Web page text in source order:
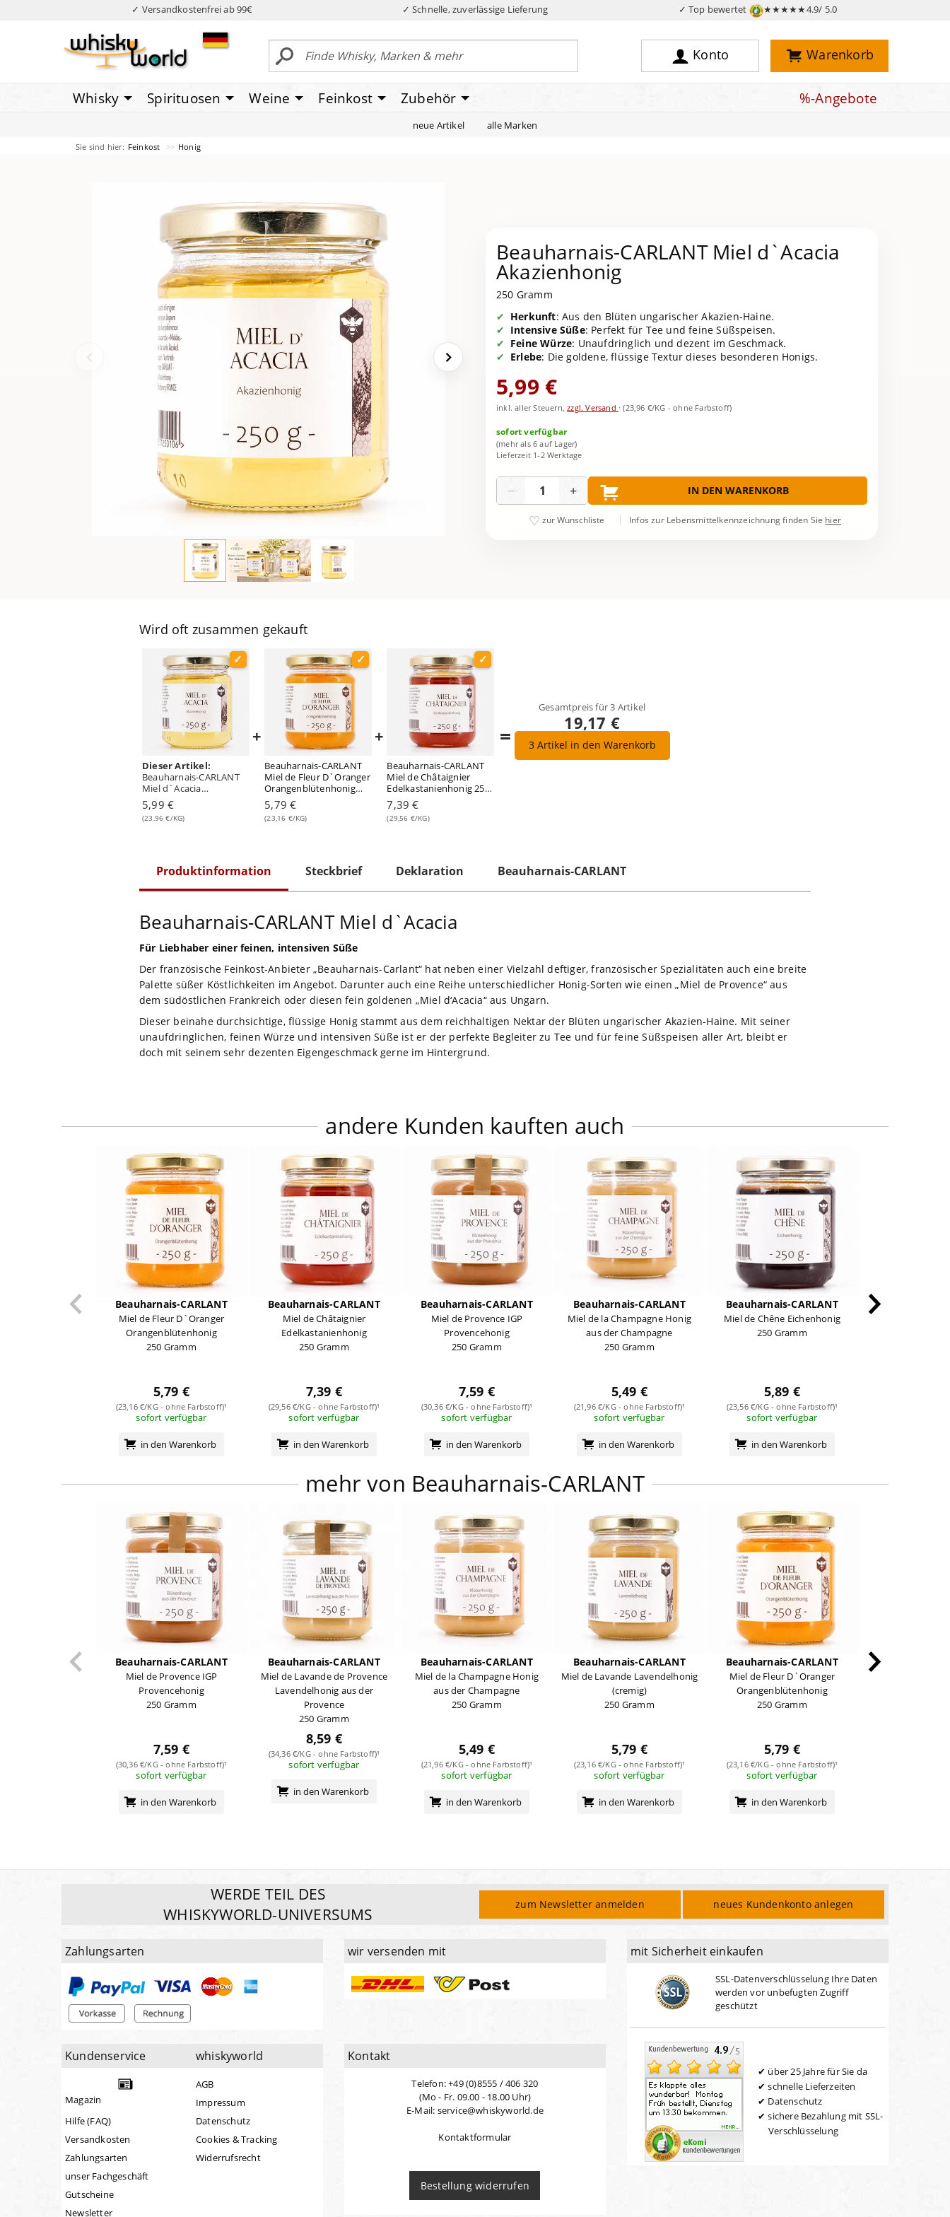
✓ Versandkostenfrei ab 99€ ✓ Schnelle, zuverlässige Lieferung ✓ Top bewertet ★★★★★4.9/ 5.0
Konto Warenkorb
Whisky Spirituosen Weine Feinkost Zubehör %-Angebote
neue Artikel alle Marken
Sie sind hier: Feinkost Honig
Beauharnais-CARLANT Miel d`Acacia
Akazienhonig
250 Gramm
Herkunft: Aus den Blüten ungarischer Akazien-Haine.
Intensive Süße: Perfekt für Tee und feine Süßspeisen.
Feine Würze: Unaufdringlich und dezent im Geschmack.
Erlebe: Die goldene, flüssige Textur dieses besonderen Honigs.
5,99 €
inkl. aller Steuern,zzgl. Versand ·(23,96 €/KG - ohne Farbstoff)
sofort verfügbar
(mehr als 6 auf Lager)
Lieferzeit 1-2 Werktage
− + IN DEN WARENKORB
zur Wunschliste Infos zur Lebensmittelkennzeichnung finden Sie hier
Wird oft zusammen gekauft
Dieser Artikel:
Beauharnais-CARLANT
Miel d`Acacia
Akazienhonig 250
Gramm
5,99 €
(23,96 €/KG)
+
Beauharnais-CARLANT
Miel de Fleur D`Oranger
Orangenblütenhonig
250 Gramm
5,79 €
(23,16 €/KG)
+
Beauharnais-CARLANT
Miel de Châtaignier
Edelkastanienhonig 250
Gramm
7,39 €
(29,56 €/KG)
=
Gesamtpreis für3 Artikel
19,17 €
3Artikel in den Warenkorb
Produktinformation Steckbrief Deklaration Beauharnais-CARLANT
Beauharnais-CARLANT Miel d`Acacia
Für Liebhaber einer feinen, intensiven Süße
Der französische Feinkost-Anbieter „Beauharnais-Carlant“ hat neben einer Vielzahl deftiger, französischer Spezialitäten auch eine breite
Palette süßer Köstlichkeiten im Angebot. Darunter auch eine Reihe unterschiedlicher Honig-Sorten wie einen „Miel de Provence“ aus
dem südöstlichen Frankreich oder diesen fein goldenen „Miel d‘Acacia“ aus Ungarn.
Dieser beinahe durchsichtige, flüssige Honig stammt aus dem reichhaltigen Nektar der Blüten ungarischer Akazien-Haine. Mit seiner
unaufdringlichen, feinen Würze und intensiven Süße ist er der perfekte Begleiter zu Tee und für feine Süßspeisen aller Art, bleibt er
doch mit seinem sehr dezenten Eigengeschmack gerne im Hintergrund.
andere Kunden kauften auch
Beauharnais-CARLANT
Miel de Fleur D`Oranger
Orangenblütenhonig
250 Gramm
5,79 €
(23,16 €/KG - ohne Farbstoff)¹
sofort verfügbar
in den Warenkorb
Beauharnais-CARLANT
Miel de Châtaignier
Edelkastanienhonig
250 Gramm
7,39 €
(29,56 €/KG - ohne Farbstoff)¹
sofort verfügbar
in den Warenkorb
Beauharnais-CARLANT
Miel de Provence IGP
Provencehonig
250 Gramm
7,59 €
(30,36 €/KG - ohne Farbstoff)¹
sofort verfügbar
in den Warenkorb
Beauharnais-CARLANT
Miel de la Champagne Honig
aus der Champagne
250 Gramm
5,49 €
(21,96 €/KG - ohne Farbstoff)¹
sofort verfügbar
in den Warenkorb
Beauharnais-CARLANT
Miel de Chêne Eichenhonig
250 Gramm
5,89 €
(23,56 €/KG - ohne Farbstoff)¹
sofort verfügbar
in den Warenkorb
mehr von Beauharnais-CARLANT
Beauharnais-CARLANT
Miel de Provence IGP
Provencehonig
250 Gramm
7,59 €
(30,36 €/KG - ohne Farbstoff)¹
sofort verfügbar
in den Warenkorb
Beauharnais-CARLANT
Miel de Lavande de Provence
Lavendelhonig aus der
Provence
250 Gramm
8,59 €
(34,36 €/KG - ohne Farbstoff)¹
sofort verfügbar
in den Warenkorb
Beauharnais-CARLANT
Miel de la Champagne Honig
aus der Champagne
250 Gramm
5,49 €
(21,96 €/KG - ohne Farbstoff)¹
sofort verfügbar
in den Warenkorb
Beauharnais-CARLANT
Miel de Lavande Lavendelhonig
(cremig)
250 Gramm
5,79 €
(23,16 €/KG - ohne Farbstoff)¹
sofort verfügbar
in den Warenkorb
Beauharnais-CARLANT
Miel de Fleur D`Oranger
Orangenblütenhonig
250 Gramm
5,79 €
(23,16 €/KG - ohne Farbstoff)¹
sofort verfügbar
in den Warenkorb
Beauharnais-
WERDE TEIL DES
WHISKYWORLD-UNIVERSUMS
zum Newsletter anmelden neues Kundenkonto anlegen
Zahlungsarten wir versenden mit
Kundenservice
Magazin
Hilfe (FAQ)
Versandkosten
Zahlungsarten
unser Fachgeschäft
Gutscheine
Newsletter
whiskyworld
AGB
Impressum
Datenschutz
Cookies & Tracking
Widerrufsrecht
Kontakt
Telefon: +49 (0)8555 / 406 320
(Mo - Fr. 09.00 - 18.00 Uhr)
E-Mail: service@whiskyworld.de
Kontaktformular
Bestellung widerrufen
mit Sicherheit einkaufen
SSL-Datenverschlüsselung Ihre Daten
werden vor unbefugten Zugriff
geschützt
über 25 Jahre für Sie da
schnelle Lieferzeiten
Datenschutz
sichere Bezahlung mit SSL-
Verschlüsselung